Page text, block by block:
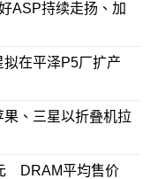
ASP持续走扬、加
在平泽P5厂扩产
、三星以折叠机拉
DRAM平均售价